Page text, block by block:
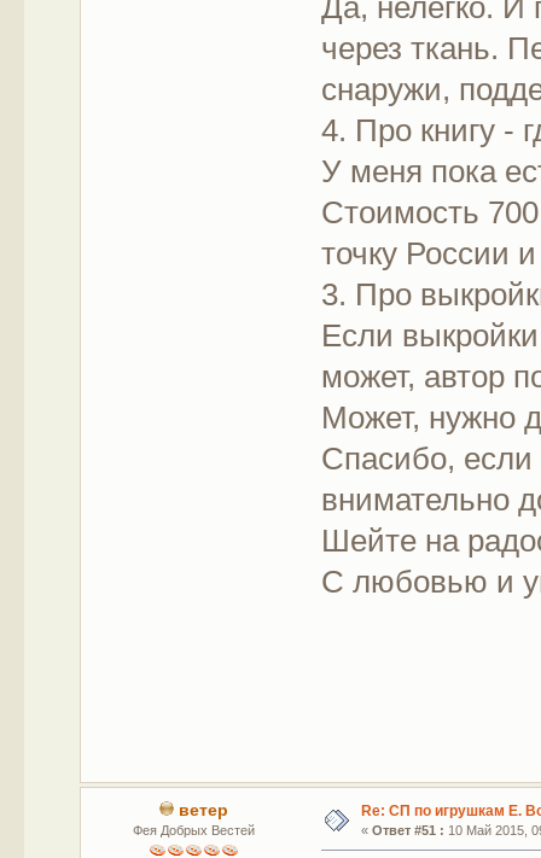
Да, нелегко. И
через ткань.
снаружи,
4. Про книгу -
У меня пока
Стоимость
точку России
3. Про
Если
может, автор
Может, нужно
Спасибо,
внимательно
Шейте на
С любовью и
ветер
Фея Добрых Вестей
Re: СП по игрушкам Е.
« Ответ #51 : 10 Май 2015,